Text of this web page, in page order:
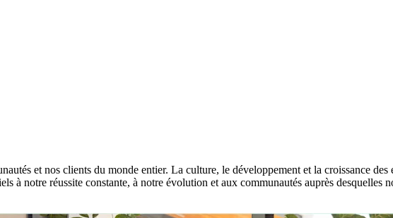
et nos clients du monde entier. La culture, le développement et la croissance des
à notre réussite constante, à notre évolution et aux communautés auprès desquelles